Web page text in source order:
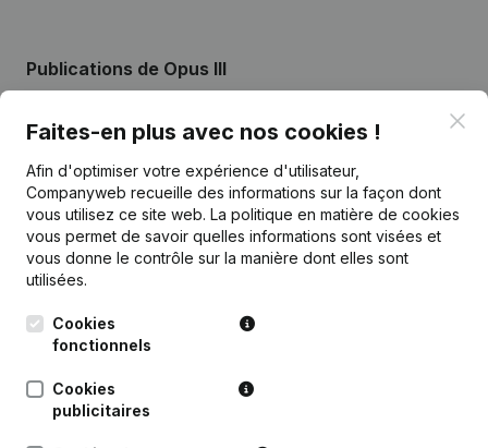
Publications de Opus III
Date Publication
10-07-2026 Demissions - Nominations(NL)
26-06-2024 Demissions - Nominations(NL)
14-09-2021
(Traduction, Coordination, Autres
Modifications, …)
16-01-2019 Siège Social
Faites-en plus avec nos cookies !
Afin d'optimiser votre expérience d'utilisateur,
Companyweb recueille des informations sur la façon dont
vous utilisez ce site web. La politique en matière de cookies
vous permet de savoir quelles informations sont visées et
vous donne le contrôle sur la manière dont elles sont
utilisées.
Cookies
fonctionnels
Cookies
publicitaires